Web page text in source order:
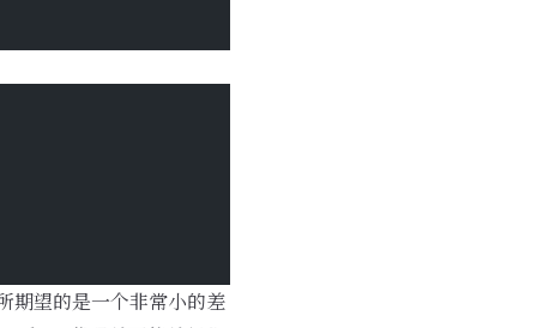
期望的是一个非常小的差